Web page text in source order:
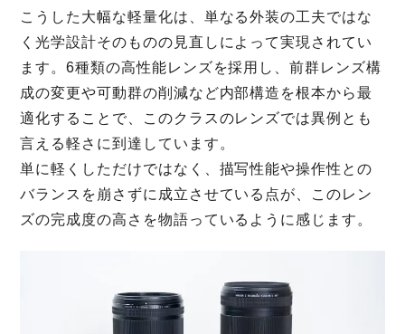
こうした大幅な軽量化は、単なる外装の工夫ではな
く光学設計そのものの見直しによって実現されてい
ます。6種類の高性能レンズを採用し、前群レンズ構
成の変更や可動群の削減など内部構造を根本から最
適化することで、このクラスのレンズでは異例とも
言える軽さに到達しています。
単に軽くしただけではなく、描写性能や操作性との
バランスを崩さずに成立させている点が、このレン
ズの完成度の高さを物語っているように感じます。